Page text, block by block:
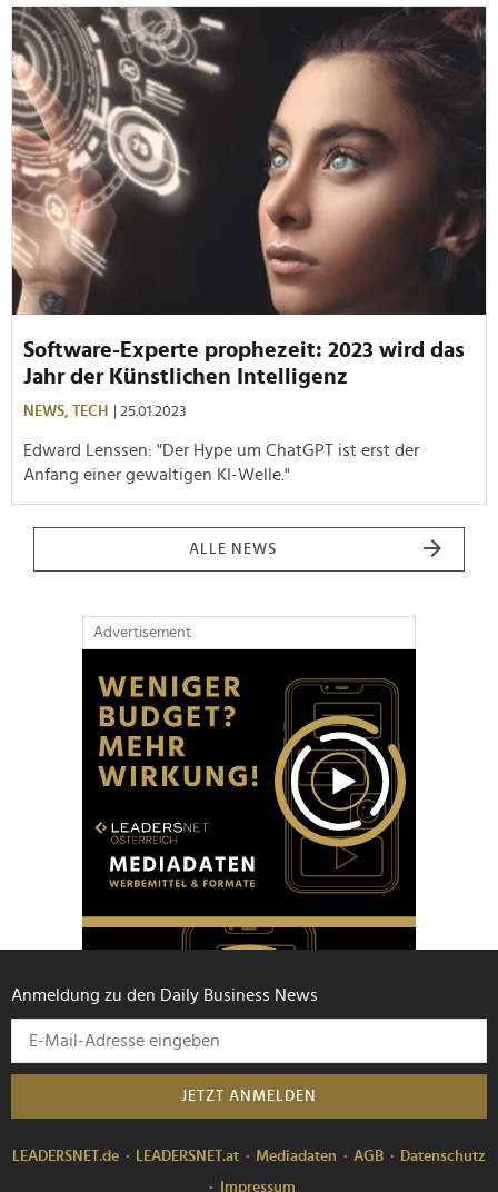
Software-Experte prophezeit: 2023 wird das
Jahr der Künstlichen Intelligenz
NEWS, TECH | 25.01.2023
Edward Lenssen: "Der Hype um ChatGPT ist erst der
Anfang einer gewaltigen KI-Welle."
ALLE NEWS
Advertisement
Anmeldung zu den Daily Business News
JETZT ANMELDEN
LEADERSNET.de LEADERSNET.at Mediadaten AGB
Datenschutz
Impressum